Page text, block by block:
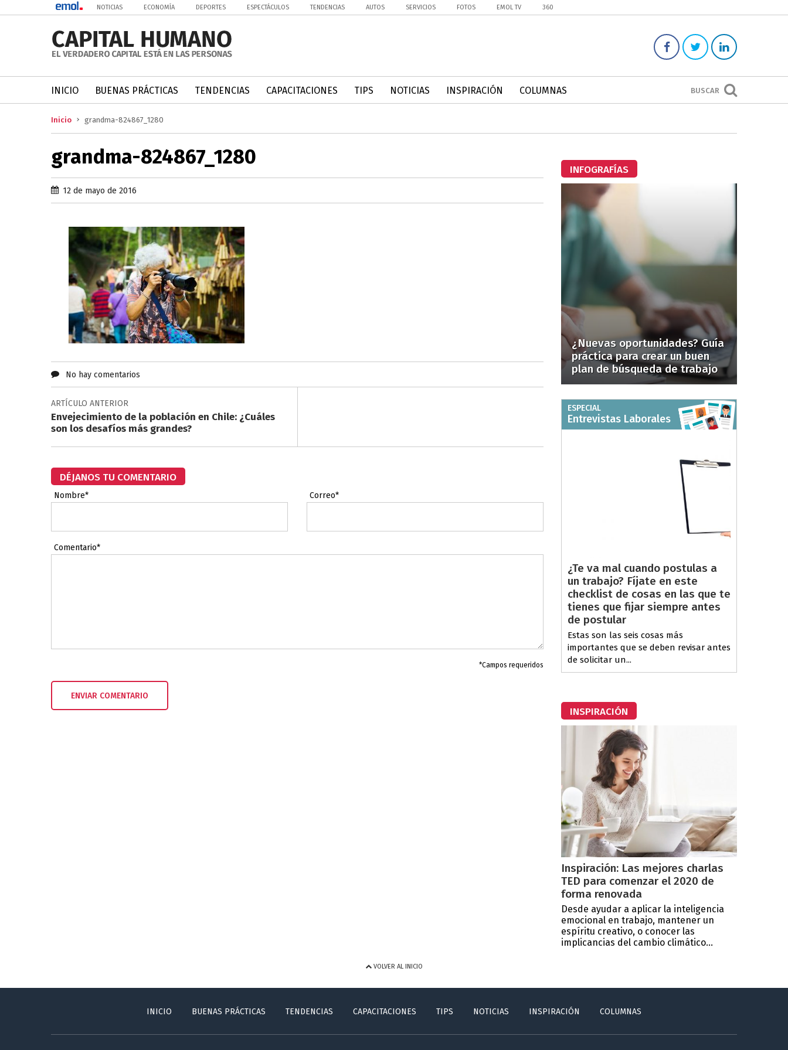
NOTICIAS ECONOMÍA DEPORTES ESPECTÁCULOS TENDENCIAS AUTOS SERVICIOS FOTOS EMOL TV 360
BUSCAR
INICIO BUENAS PRÁCTICAS TENDENCIAS CAPACITACIONES TIPS NOTICIAS INSPIRACIÓN COLUMNAS
Inicio grandma-824867_1280
grandma-824867_1280
12 de mayo de 2016
No hay comentarios
ARTÍCULO ANTERIOR
Envejecimiento de la población en Chile: ¿Cuáles
son los desafíos más grandes?
DÉJANOS TU COMENTARIO
Nombre* Correo*
Comentario*
*Campos requeridos
INFOGRAFÍAS
¿Nuevas oportunidades? Guía
práctica para crear un buen
plan de búsqueda de trabajo
ESPECIAL
Entrevistas Laborales
¿Te va mal cuando postulas a
un trabajo? Fíjate en este
checklist de cosas en las que te
tienes que fijar siempre antes
de postular
Estas son las seis cosas más
importantes que se deben revisar antes
de solicitar un...
INSPIRACIÓN
Inspiración: Las mejores charlas
TED para comenzar el 2020 de
forma renovada
Desde ayudar a aplicar la inteligencia
emocional en trabajo, mantener un
espíritu creativo, o conocer las
implicancias del cambio climático...
VOLVER AL INICIO
INICIO BUENAS PRÁCTICAS TENDENCIAS CAPACITACIONES TIPS NOTICIAS INSPIRACIÓN COLUMNAS